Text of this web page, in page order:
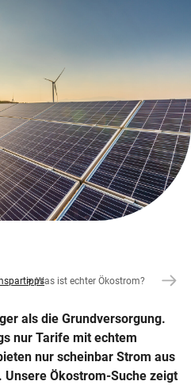
Was ist echter Ökostrom?
als die Grundversorgung.
nur Tarife mit echtem
nur scheinbar Strom aus
Ökostrom-Suche zeigt